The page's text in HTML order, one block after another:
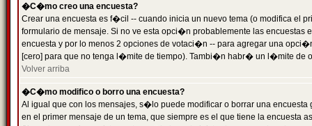
�C�mo creo una encuesta?
Crear una encuesta es f�cil -- cuando inicia un nuevo tema (o modifica el
formulario de mensaje. Si no ve esta opci�n probablemente las
encuesta y por lo menos 2 opciones de votaci�n -- para agregar una
[cero] para que no tenga l�mite de tiempo). Tambi�n habr� un l�mite de
Volver arriba
�C�mo modifico o borro una encuesta?
Al igual que con los mensajes, s�lo puede modificar o borrar una
en el primer mensaje de un tema, que siempre es el que tiene la encuesta